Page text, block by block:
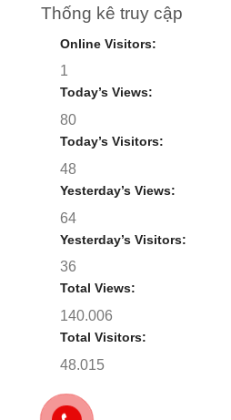
Thống kê truy cập
Online Visitors:
1
Today’s Views:
80
Today’s Visitors:
48
Yesterday’s Views:
64
Yesterday’s Visitors:
36
Total Views:
140.006
Total Visitors:
48.015